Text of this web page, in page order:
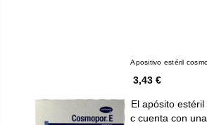
Apositivo estéril
3,43 €
El apósito
c cuenta con